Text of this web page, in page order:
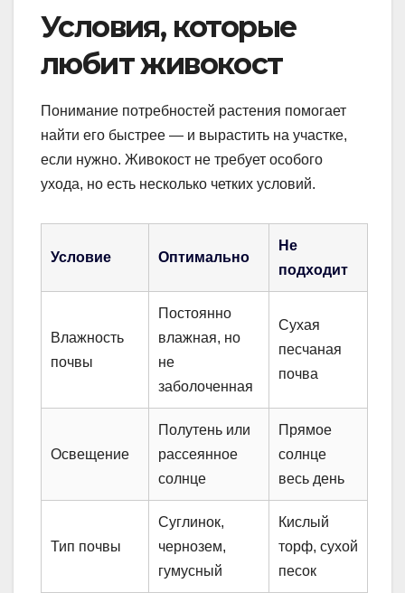
Условия, которые
любит живокост
Понимание потребностей растения помогает
найти его быстрее — и вырастить на участке,
если нужно. Живокост не требует особого
ухода, но есть несколько четких условий.
Условие Оптимально
Не
подходит
Влажность
почвы
Постоянно
влажная, но
не
заболоченная
Сухая
песчаная
почва
Освещение
Полутень или
рассеянное
солнце
Прямое
солнце
весь день
Тип почвы
Суглинок,
чернозем,
гумусный
Кислый
торф, сухой
песок